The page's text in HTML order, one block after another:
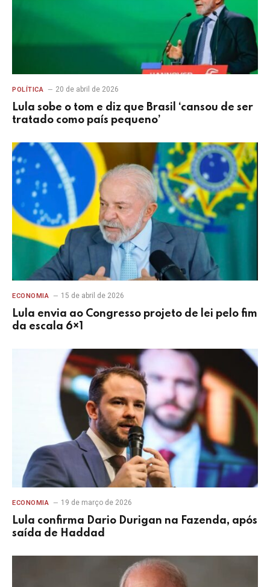
POLÍTICA 20 de abril de 2026
Lula sobe o tom e diz que Brasil ‘cansou de ser
tratado como país pequeno’
ECONOMIA 15 de abril de 2026
Lula envia ao Congresso projeto de lei pelo fim
da escala 6×1
ECONOMIA 19 de março de 2026
Lula confirma Dario Durigan na Fazenda, após
saída de Haddad